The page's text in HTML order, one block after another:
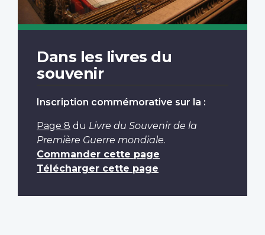
Dans les livres du
souvenir
Inscription commémorative sur la :
Page 8 du Livre du Souvenir de la
Première Guerre mondiale.
Commander cette page
Télécharger cette page